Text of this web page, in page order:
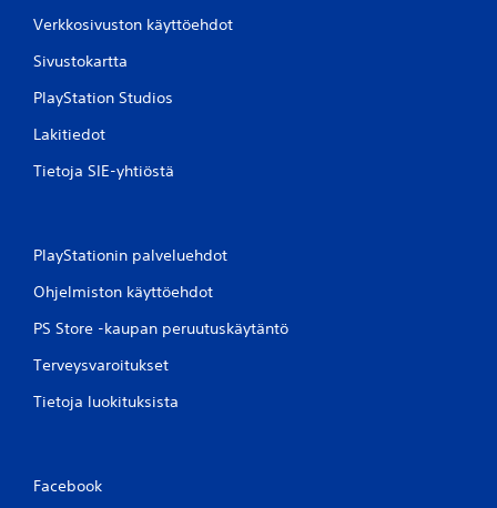
Verkkosivuston käyttöehdot
Sivustokartta
PlayStation Studios
Lakitiedot
Tietoja SIE-yhtiöstä
PlayStationin palveluehdot
Ohjelmiston käyttöehdot
PS Store -kaupan peruutuskäytäntö
Terveysvaroitukset
Tietoja luokituksista
Facebook